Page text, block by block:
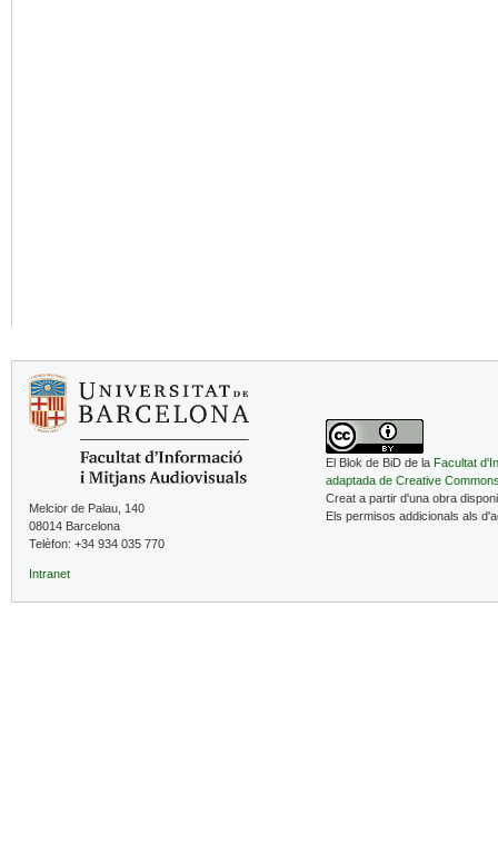
Melcior de Palau, 140
08014 Barcelona
Telèfon: +34 934 035 770
Intranet
El Blok de BiD de la Facultat
adaptada de Creative
Creat a partir d'una obra
Els permisos addicionals als